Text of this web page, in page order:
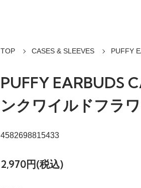
TOP CASES & SLEEVES PUFFY
PUFFY EARBUDS
ンクワイルドフラ
4582698815433
2,970円(税込)